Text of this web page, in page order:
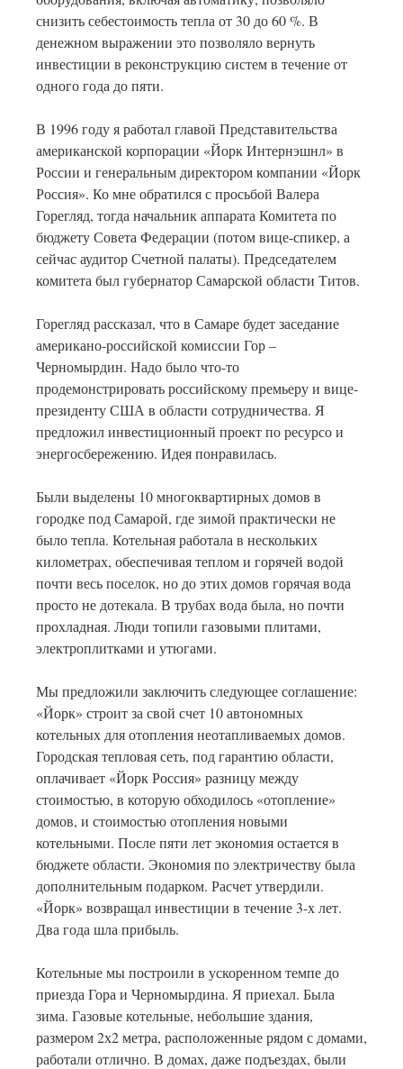
снизить себестоимость тепла от 30 до 60 %. В
денежном выражении это позволяло вернуть
инвестиции в реконструкцию систем в течение от
одного года до пяти.
В 1996 году я работал главой Представительства
американской корпорации «Йорк Интернэшнл» в
России и генеральным директором компании «Йорк
Россия». Ко мне обратился с просьбой Валера
Горегляд, тогда начальник аппарата Комитета по
бюджету Совета Федерации (потом вице-спикер, а
сейчас аудитор Счетной палаты). Председателем
комитета был губернатор Самарской области Титов.
Горегляд рассказал, что в Самаре будет заседание
американо-российской комиссии Гор –
Черномырдин. Надо было что-то
продемонстрировать российскому премьеру и вице-
президенту США в области сотрудничества. Я
предложил инвестиционный проект по ресурсо и
энергосбережению. Идея понравилась.
Были выделены 10 многоквартирных домов в
городке под Самарой, где зимой практически не
было тепла. Котельная работала в нескольких
километрах, обеспечивая теплом и горячей водой
почти весь поселок, но до этих домов горячая вода
просто не дотекала. В трубах вода была, но почти
прохладная. Люди топили газовыми плитами,
электроплитками и утюгами.
Мы предложили заключить следующее соглашение:
«Йорк» строит за свой счет 10 автономных
котельных для отопления неотапливаемых домов.
Городская тепловая сеть, под гарантию области,
оплачивает «Йорк Россия» разницу между
стоимостью, в которую обходилось «отопление»
домов, и стоимостью отопления новыми
котельными. После пяти лет экономия остается в
бюджете области. Экономия по электричеству была
дополнительным подарком. Расчет утвердили.
«Йорк» возвращал инвестиции в течение 3-х лет.
Два года шла прибыль.
Котельные мы построили в ускоренном темпе до
приезда Гора и Черномырдина. Я приехал. Была
зима. Газовые котельные, небольшие здания,
размером 2х2 метра, расположенные рядом с домами,
работали отлично. В домах, даже подъездах, были